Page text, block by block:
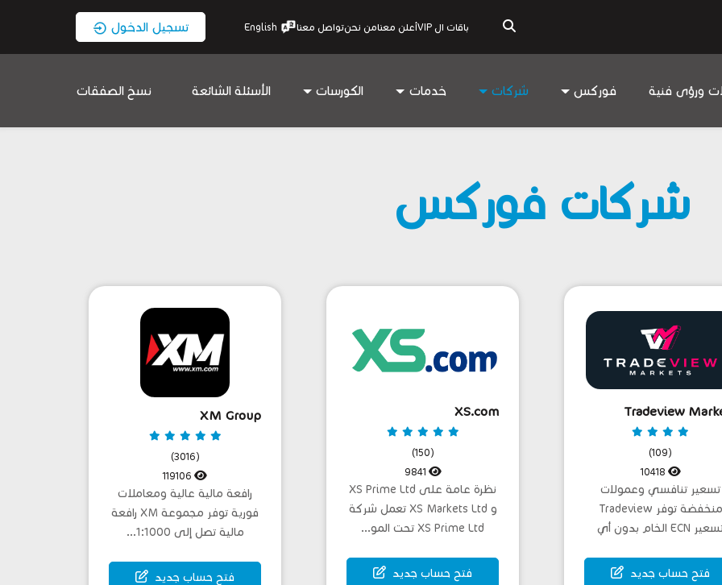
باقات ال VIP أعلن معنامن نحنتواصل معنا English تسجيل الدخول
ورؤى فنية فوركس شركات خدمات الكورسات الأسئلة الشائعة نسخ الصفقات
شركات فوركس
Tradeview
(109)
تسعير تنافسي وعمولات
منخفضة توفر Tradeview
تسعير ECN الخام بدون أي
فتح حساب جديد
XS.com
(150)
نظرة عامة على XS Prime Ltd
و XS Markets Ltd تعمل شركة
XS Prime Ltd تحت المو...
فتح حساب جديد
XM Group
(3016)
رافعة مالية عالية ومعاملات
فورية توفر مجموعة XM رافعة
مالية تصل إلى 1:1000...
فتح حساب جديد